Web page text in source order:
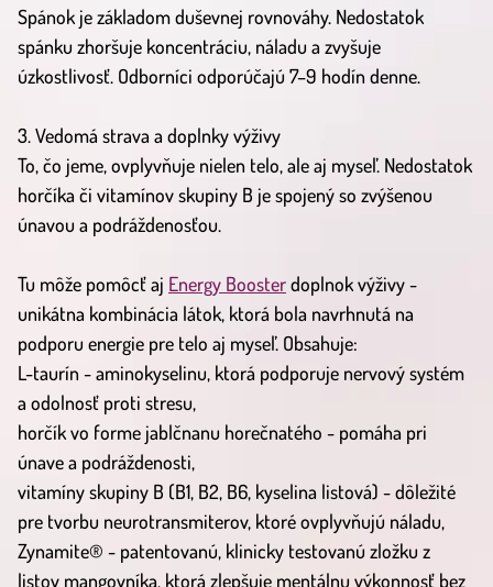
Spánok je základom duševnej rovnováhy. Nedostatok
spánku zhoršuje koncentráciu, náladu a zvyšuje
úzkostlivosť. Odborníci odporúčajú 7–9 hodín denne.
3. Vedomá strava a doplnky výživy
To, čo jeme, ovplyvňuje nielen telo, ale aj myseľ. Nedostatok
horčíka či vitamínov skupiny B je spojený so zvýšenou
únavou a podráždenosťou.
Tu môže pomôcť aj Energy Boosterdoplnok výživy -
unikátna kombinácia látok, ktorá bola navrhnutá na
podporu energie pre telo aj myseľ. Obsahuje:
L-taurín - aminokyselinu, ktorá podporuje nervový systém
a odolnosť proti stresu,
horčík vo forme jablčnanu horečnatého - pomáha pri
únave a podráždenosti,
vitamíny skupiny B (B1, B2, B6, kyselina listová) - dôležité
pre tvorbu neurotransmiterov, ktoré ovplyvňujú náladu,
Zynamite® - patentovanú, klinicky testovanú zložku z
listov mangovníka, ktorá zlepšuje mentálnu výkonnosť bez